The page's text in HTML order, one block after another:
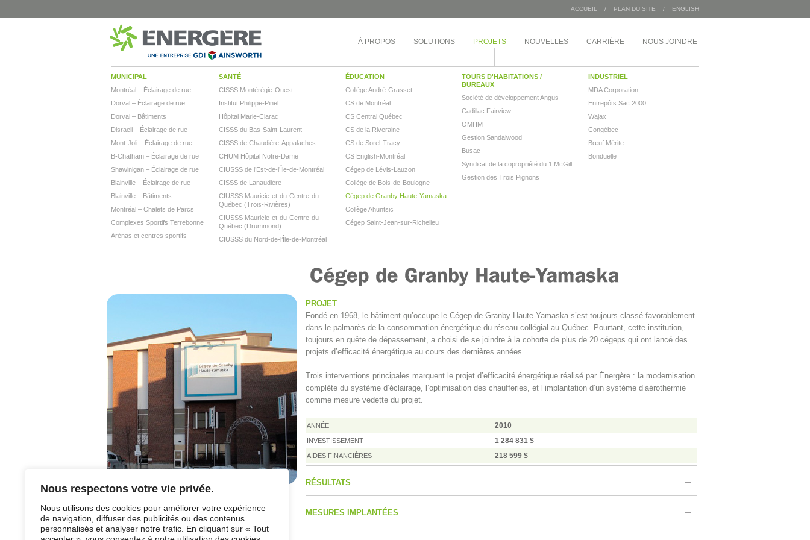
Nous respectons votre vie privée.
Nous utilisons des cookies pour améliorer votre expérience
de navigation, diffuser des publicités ou des contenus
personnalisés et analyser notre trafic. En cliquant sur « Tout
ACCUEIL / PLAN DU SITE / ENGLISH
À PROPOS SOLUTIONS PROJETS NOUVELLES CARRIÈRE NOUS JOINDRE
MUNICIPAL
Montréal – Éclairage de rue
Dorval – Éclairage de rue
Dorval – Bâtiments
Disraeli – Éclairage de rue
Mont-Joli – Éclairage de rue
B-Chatham – Éclairage de rue
Shawinigan – Éclairage de rue
Blainville – Éclairage de rue
Blainville – Bâtiments
Montréal – Chalets de Parcs
Complexes Sportifs Terrebonne
Arénas et centres sportifs
SANTÉ
CISSS Montérégie-Ouest
Institut Philippe-Pinel
Hôpital Marie-Clarac
CISSS du Bas-Saint-Laurent
CISSS de Chaudière-Appalaches
CHUM Hôpital Notre-Dame
CIUSSS de l’Est-de-l’Île-de-Montréal
CISSS de Lanaudière
CIUSSS Mauricie-et-du-Centre-du-
Québec (Trois-Rivières)
CIUSSS Mauricie-et-du-Centre-du-
Québec (Drummond)
CIUSSS du Nord-de-l’Île-de-Montréal
ÉDUCATION
Collège André-Grasset
CS de Montréal
CS Central Québec
CS de la Riveraine
CS de Sorel-Tracy
CS English-Montréal
Cégep de Lévis-Lauzon
Collège de Bois-de-Boulogne
Cégep de Granby Haute-Yamaska
Collège Ahuntsic
Cégep Saint-Jean-sur-Richelieu
TOURS D'HABITATIONS /
BUREAUX
Société de développement Angus
Cadillac Fairview
OMHM
Gestion Sandalwood
Busac
Syndicat de la copropriété du 1 McGill
Gestion des Trois Pignons
INDUSTRIEL
MDA Corporation
Entrepôts Sac 2000
Wajax
Congébec
Bœuf Mérite
Bonduelle
PROJET
Fondé en 1968, le bâtiment qu’occupe le Cégep de Granby Haute-Yamaska s’est toujours classé favorablement
dans le palmarès de la consommation énergétique du réseau collégial au Québec. Pourtant, cette institution,
toujours en quête de dépassement, a choisi de se joindre à la cohorte de plus de 20 cégeps qui ont lancé des
projets d’efficacité énergétique au cours des dernières années.
Trois interventions principales marquent le projet d’efficacité énergétique réalisé par Énergère : la modernisation
complète du système d’éclairage, l’optimisation des chaufferies, et l’implantation d’un système d’aérothermie
comme mesure vedette du projet.
ANNÉE 2010
INVESTISSEMENT 1 284 831 $
AIDES FINANCIÈRES 218 599 $
RÉSULTATS
MESURES IMPLANTÉES